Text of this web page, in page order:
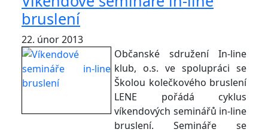
bruslení
22. únor 2013
Občanské sdružení In-line
klub, o.s. ve spolupráci se
Školou kolečkového bruslení
LENE pořádá cyklus
víkendových seminářů in-line
bruslení. Semináře se